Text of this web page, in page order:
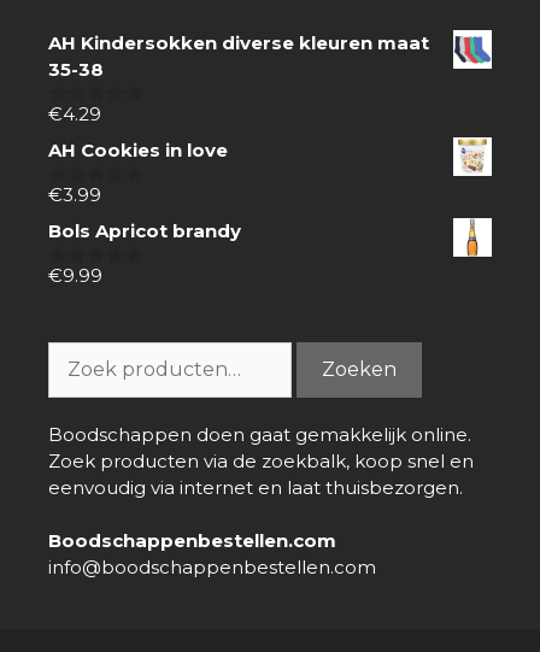
AH Kindersokken diverse kleuren maat
35-38
0
5
€4.29
AH Cookies in love
0
5
€3.99
Bols Apricot brandy
0
€9.99
naar:
Zoeken
Boodschappen doen gaat gemakkelijk online.
Zoek producten via de zoekbalk, koop snel en
eenvoudig via internet en laat thuisbezorgen.
Boodschappenbestellen.com
info@boodschappenbestellen.com